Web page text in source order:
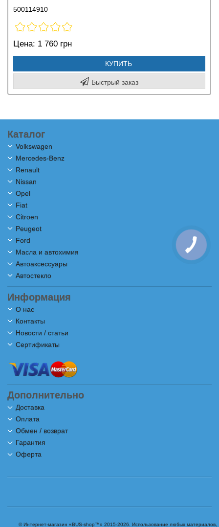
500114910
Цена: 1 760 грн
КУПИТЬ
Быстрый заказ
Каталог
Volkswagen
Mercedes-Benz
Renault
Nissan
Opel
Fiat
Citroen
Peugeot
Ford
Масла и автохимия
Автоаксессуары
Автостекло
Информация
О нас
Контакты
Новости / статьи
Сертификаты
Дополнительно
Доставка
Оплата
Обмен / возврат
Гарантия
Оферта
© Интернет-магазин «BUS-shop™» 2015-2026. Использование любых материалов,